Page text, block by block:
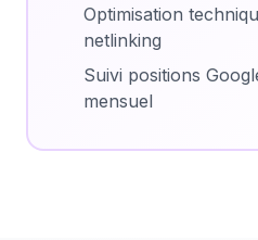
Optimisation
netlinking
Suivi positions
mensuel